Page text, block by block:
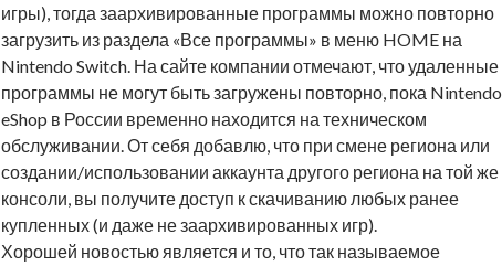
игры), тогда заархивированные программы можно повторно
загрузить из раздела «Все программы» в меню HOME на
Nintendo Switch. На сайте компании отмечают, что удаленные
программы не могут быть загружены повторно, пока Nintendo
eShop в России временно находится на техническом
обслуживании. От себя добавлю, что при смене региона или
создании/использовании аккаунта другого региона на той же
консоли, вы получите доступ к скачиванию любых ранее
купленных (и даже не заархивированных игр).
Хорошей новостью является и то, что так называемое